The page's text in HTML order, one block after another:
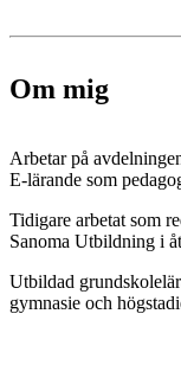
Om mig
Arbetar på
E-lärande som
Tidigare arbetat som
Sanoma Utbildning i
Utbildad
gymnasie och